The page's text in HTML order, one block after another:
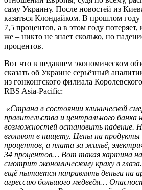
саму Украину. После новостей из
казаться Клондайком. В прошлом году
7,5 процентов, а в этом году
же – никто не знает сколько, но
процентов.
Вот что в недавнем экономическом
сказать об Украине серьёзный
из гонконгского филиала
RBS Asia-Pacific:
«Страна в состоянии клинической
правительства и центрального банка
возможностей остановить падение.
вгоняют в нищету. Цены на продукты
процентов, а плата за жильё,
34 процентов… Вот такая картина
смотрит экономическому краху в
ещё пытается направлять деньги на
агрессию большого медведя…